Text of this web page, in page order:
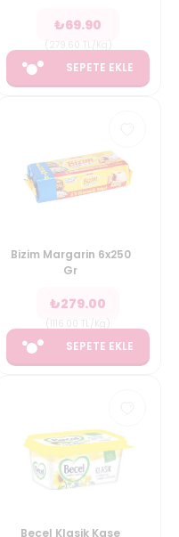
₺69.90
SEPETE EKLE
Bizim Margarin 6x250
Gr
₺279.00
SEPETE EKLE
Becel Klasik Kase